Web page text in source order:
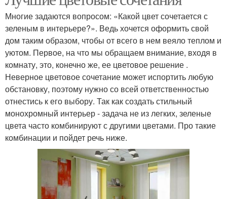
Многие задаются вопросом: «Какой цвет сочетается с
зеленым в интерьере?». Ведь хочется оформить свой
дом таким образом, чтобы от всего в нем веяло теплом и
уютом. Первое, на что мы обращаем внимание, входя в
комнату, это, конечно же, ее цветовое решение .
Неверное цветовое сочетание может испортить любую
обстановку, поэтому нужно со всей ответственностью
отнестись к его выбору. Так как создать стильный
монохромный интерьер - задача не из легких, зеленые
цвета часто комбинируют с другими цветами. Про такие
комбинации и пойдет речь ниже.